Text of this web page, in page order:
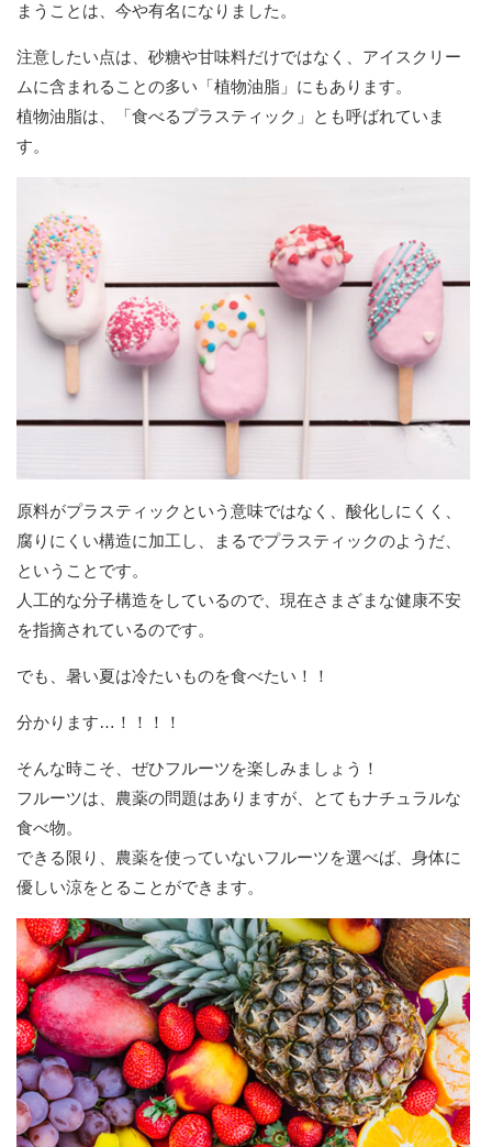
まうことは、今や有名になりました。
注意したい点は、砂糖や甘味料だけではなく、アイスクリー
ムに含まれることの多い「植物油脂」にもあります。
植物油脂は、「食べるプラスティック」とも呼ばれていま
す。
原料がプラスティックという意味ではなく、酸化しにくく、
腐りにくい構造に加工し、まるでプラスティックのようだ、
ということです。
人工的な分子構造をしているので、現在さまざまな健康不安
を指摘されているのです。
でも、暑い夏は冷たいものを食べたい！！
分かります…！！！！
そんな時こそ、ぜひフルーツを楽しみましょう！
フルーツは、農薬の問題はありますが、とてもナチュラルな
食べ物。
できる限り、農薬を使っていないフルーツを選べば、身体に
優しい涼をとることができます。